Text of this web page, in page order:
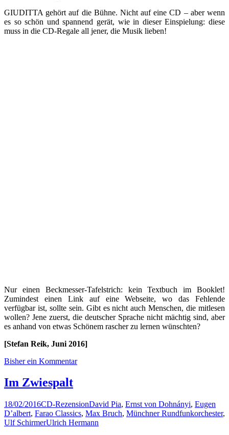
GIUDITTA gehört auf die Bühne. Nicht auf eine CD – aber wenn
es so schön und spannend gerät, wie in dieser Einspielung: diese
muss in die CD-Regale all jener, die Musik lieben!
Nur einen Beckmesser-Tafelstrich: kein Textbuch im Booklet!
Zumindest einen Link auf eine Webseite, wo das Fehlende
verfügbar ist, sollte sein. Gibt es nicht auch Menschen, die mitlesen
wollen? Jene zuerst, die deutscher Sprache nicht mächtig sind, aber
es anhand von etwas Schönem rascher zu lernen wünschten?
[Stefan Reik, Juni 2016]
Bisher ein Kommentar
Im Zwiespalt
18/02/2016CD-RezensionDavid Pia, Ernst von Dohnányi, Eugen
D’albert, Farao Classics, Max Bruch, Münchner Rundfunkorchester,
Ulf SchirmerUlrich Hermann